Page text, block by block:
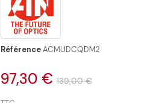
RéférenceACMUDCQDM2
97,30 € 139,00 €